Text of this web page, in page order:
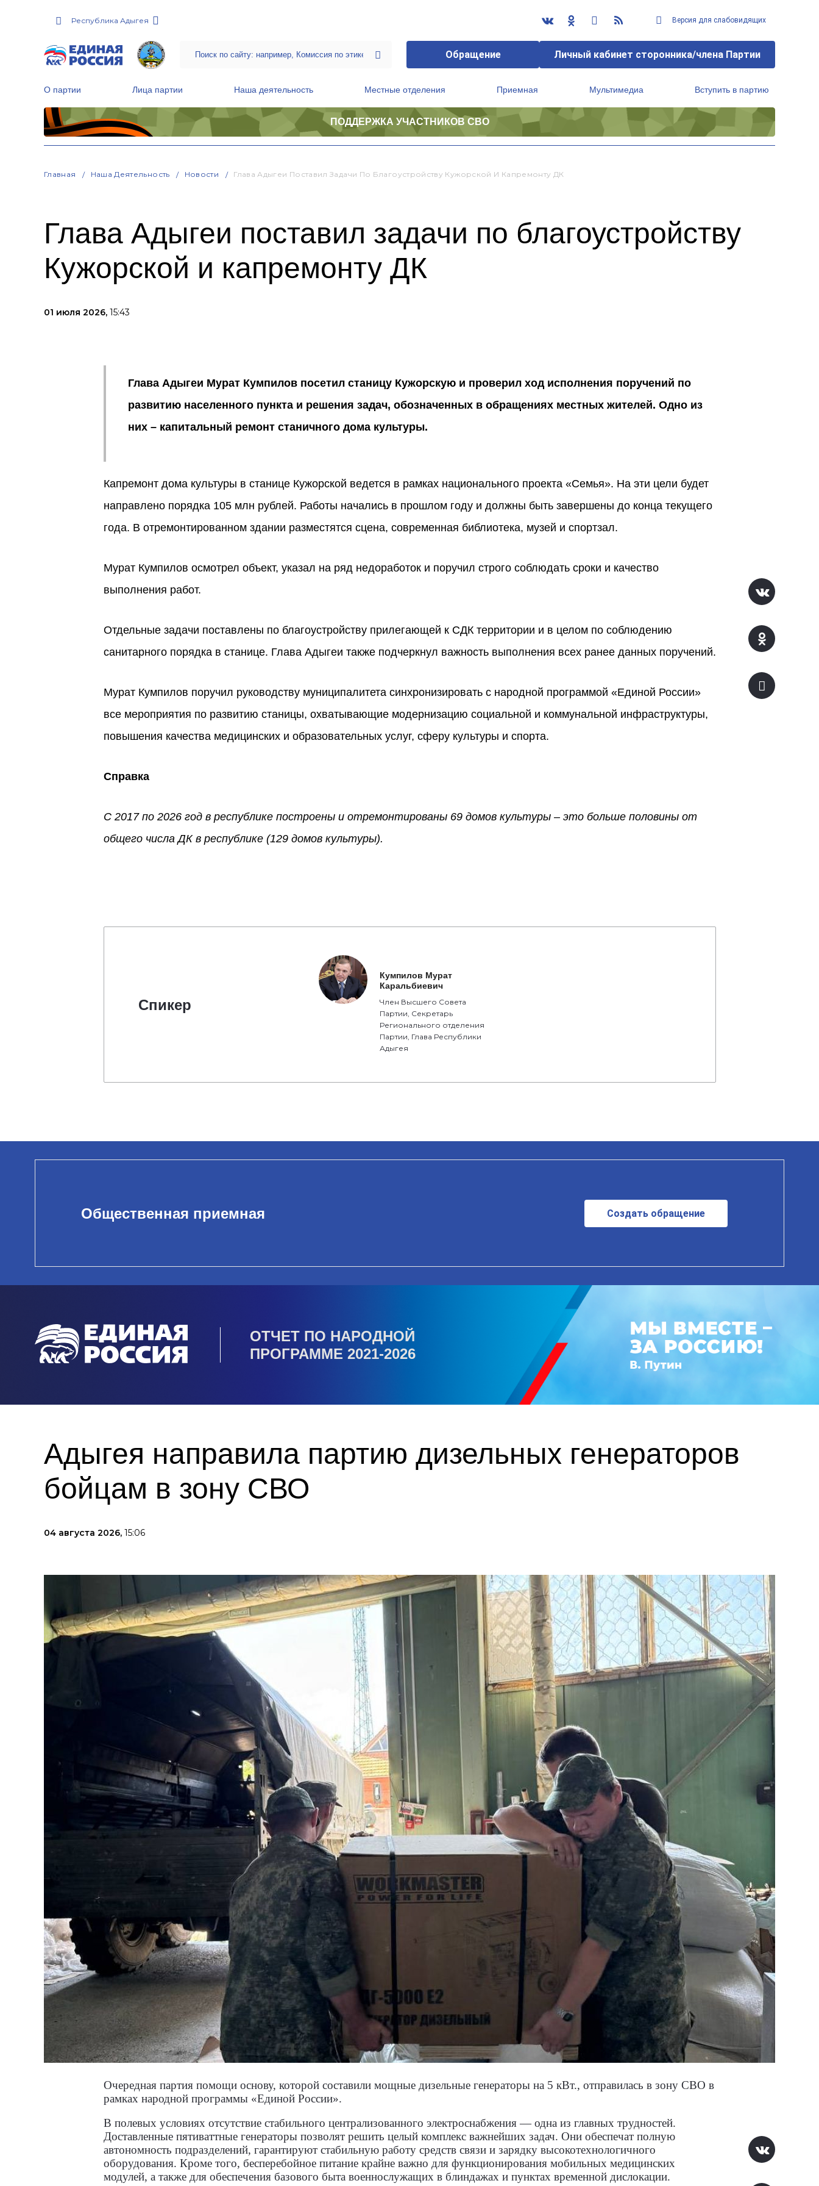
Республика Адыгея Версия для слабовидящих
Обращение Личный кабинет сторонника/члена Партии
О партии Лица партии Наша деятельность Местные отделения Приемная Мультимедиа Вступить в партию
ПОДДЕРЖКА УЧАСТНИКОВ СВО
Главная Наша Деятельность Новости Глава Адыгеи Поставил Задачи По Благоустройству Кужорской И Капремонту ДК
Глава Адыгеи поставил задачи по благоустройству
Кужорской и капремонту ДК
01 июля 2026, 15:43
Глава Адыгеи Мурат Кумпилов посетил станицу Кужорскую и проверил ход исполнения поручений по
развитию населенного пункта и решения задач, обозначенных в обращениях местных жителей. Одно из
них – капитальный ремонт станичного дома культуры.
Капремонт дома культуры в станице Кужорской ведется в рамках национального проекта «Семья». На эти цели будет
направлено порядка 105 млн рублей. Работы начались в прошлом году и должны быть завершены до конца текущего
года. В отремонтированном здании разместятся сцена, современная библиотека, музей и спортзал.
Мурат Кумпилов осмотрел объект, указал на ряд недоработок и поручил строго соблюдать сроки и качество
выполнения работ.
Отдельные задачи поставлены по благоустройству прилегающей к СДК территории и в целом по соблюдению
санитарного порядка в станице. Глава Адыгеи также подчеркнул важность выполнения всех ранее данных поручений.
Мурат Кумпилов поручил руководству муниципалитета синхронизировать с народной программой «Единой России»
все мероприятия по развитию станицы, охватывающие модернизацию социальной и коммунальной инфраструктуры,
повышения качества медицинских и образовательных услуг, сферу культуры и спорта.
Справка
С 2017 по 2026 год в республике построены и отремонтированы 69 домов культуры – это больше половины от
общего числа ДК в республике (129 домов культуры).
Спикер
Кумпилов Мурат
Каральбиевич
Член Высшего Совета
Партии, Секретарь
Регионального отделения
Партии, Глава Республики
Адыгея
Общественная приемная Создать обращение
ОТЧЕТ ПО НАРОДНОЙ
ПРОГРАММЕ 2021-2026
Адыгея направила партию дизельных генераторов
бойцам в зону СВО
04 августа 2026, 15:06
Очередная партия помощи основу, которой составили мощные дизельные генераторы на 5 кВт., отправилась в зону СВО в
рамках народной программы «Единой России».
В полевых условиях отсутствие стабильного централизованного электроснабжения — одна из главных трудностей.
Доставленные пятиваттные генераторы позволят решить целый комплекс важнейших задач. Они обеспечат полную
автономность подразделений, гарантируют стабильную работу средств связи и зарядку высокотехнологичного
оборудования. Кроме того, бесперебойное питание крайне важно для функционирования мобильных медицинских
модулей, а также для обеспечения базового быта военнослужащих в блиндажах и пунктах временной дислокации.